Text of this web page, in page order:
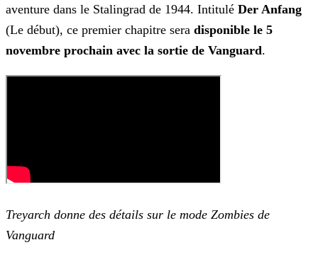
aventure dans le Stalingrad de 1944. Intitulé Der Anfang
(Le début), ce premier chapitre sera disponible le 5
novembre prochain avec la sortie de Vanguard.
Treyarch donne des détails sur le mode Zombies de
Vanguard